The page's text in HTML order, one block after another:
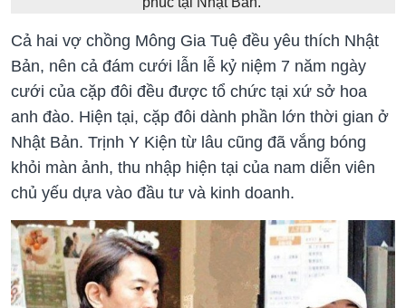
Cả hai vợ chồng Mông Gia Tuệ đều yêu thích Nhật
Bản, nên cả đám cưới lẫn lễ kỷ niệm 7 năm ngày
cưới của cặp đôi đều được tổ chức tại xứ sở hoa
anh đào. Hiện tại, cặp đôi dành phần lớn thời gian ở
Nhật Bản. Trịnh Y Kiện từ lâu cũng đã vắng bóng
khỏi màn ảnh, thu nhập hiện tại của nam diễn viên
chủ yếu dựa vào đầu tư và kinh doanh.